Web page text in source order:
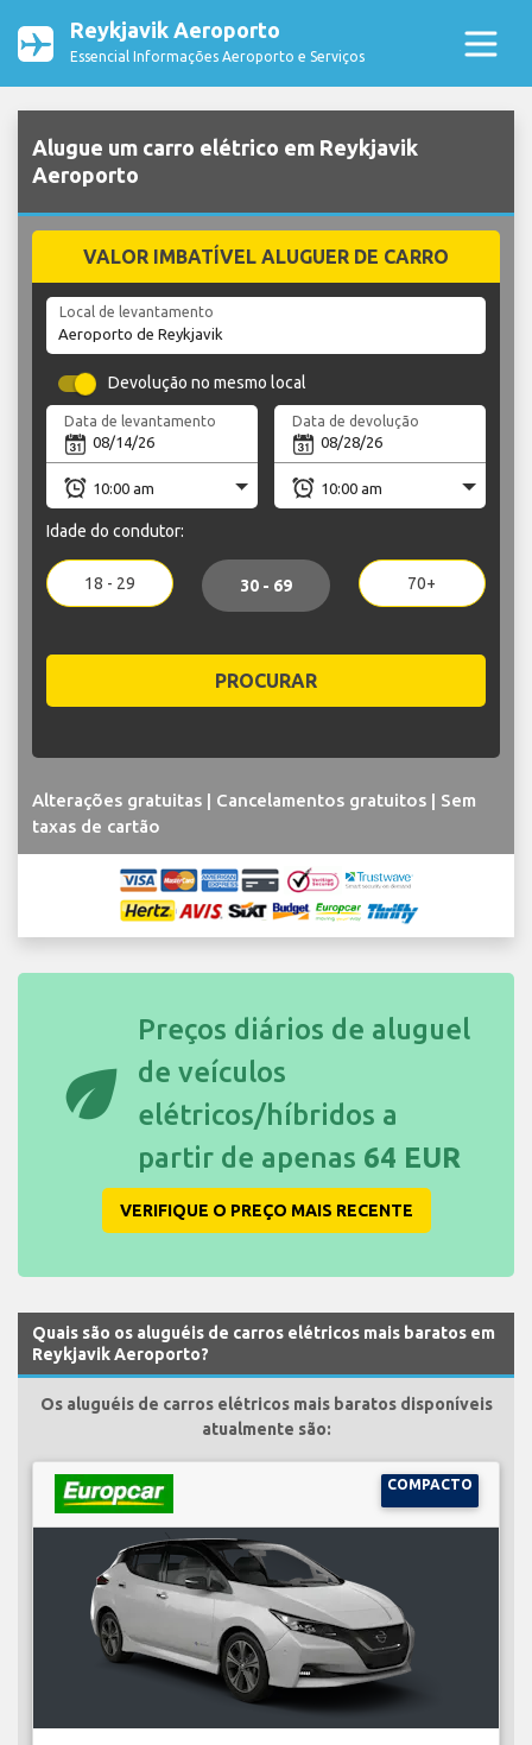
Reykjavik Aeroporto
Essencial Informações Aeroporto e Serviços
Alugue um carro elétrico em Reykjavik
Aeroporto
VALOR IMBATÍVEL ALUGUER DE CARRO
Local de levantamento
Devolução no mesmo local
Data de levantamento Data de devolução
Idade do condutor:
18 - 29 30 - 69 70+
PROCURAR
Alterações gratuitas | Cancelamentos gratuitos | Sem
taxas de cartão
eco
Preços diários de aluguel
de veículos
elétricos/híbridos a
partir de apenas 64 EUR
VERIFIQUE O PREÇO MAIS RECENTE
Quais são os aluguéis de carros elétricos mais baratos em
Reykjavik Aeroporto?
Os aluguéis de carros elétricos mais baratos disponíveis
atualmente são:
COMPACTO